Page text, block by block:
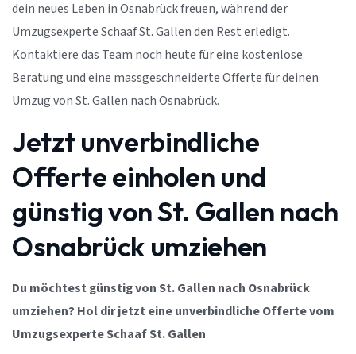
dein neues Leben in Osnabrück freuen, während der
Umzugsexperte Schaaf St. Gallen den Rest erledigt.
Kontaktiere das Team noch heute für eine kostenlose
Beratung und eine massgeschneiderte Offerte für deinen
Umzug von St. Gallen nach Osnabrück.
Jetzt unverbindliche
Offerte einholen und
günstig von St. Gallen nach
Osnabrück umziehen
Du möchtest günstig von St. Gallen nach Osnabrück
umziehen? Hol dir jetzt eine unverbindliche Offerte vom
Umzugsexperte Schaaf St. Gallen